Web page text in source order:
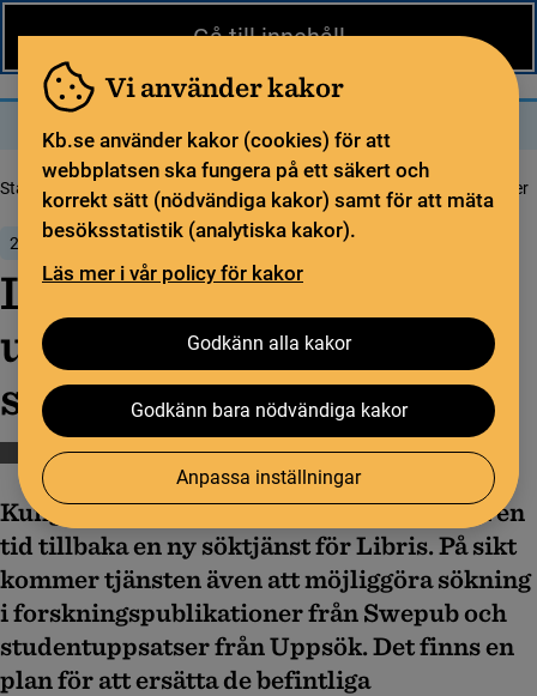
Gå till innehåll
Vi använder kakor
Kb.se använder kakor (cookies) för att
webbplatsen ska fungera på ett säkert och
korrekt sätt (nödvändiga kakor) samt för att mäta
besöksstatistik (analytiska kakor).
Läs mer i vår policy för kakor
Godkänn alla kakor
Godkänn bara nödvändiga kakor
Anpassa inställningar
Startsida Nytt från KB Libris ersättare öppnar upp för fler sökmöjligheter
2 september 2025
Libris ersättare öppnar
upp för fler
sökmöjligheter
KatalogiseringLibrisSwepub
Kungliga biblioteket (KB) utvecklar sedan en
tid tillbaka en ny söktjänst för Libris. På sikt
kommer tjänsten även att möjliggöra sökning
i forskningspublikationer från Swepub och
studentuppsatser från Uppsök. Det finns en
plan för att ersätta de befintliga